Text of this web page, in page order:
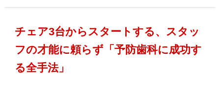
チェア3台からスタートする、スタッ
フの才能に頼らず「予防歯科に成功す
る全手法」